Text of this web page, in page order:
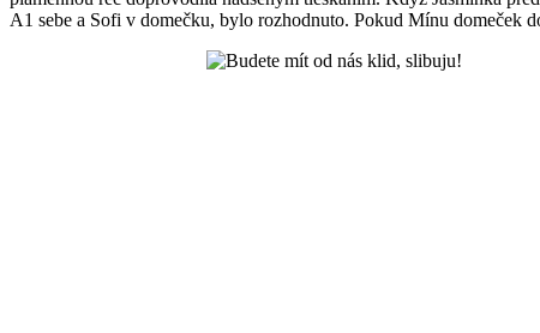
A1 sebe a Sofi v domečku, bylo rozhodnuto. Pokud Mínu domeček